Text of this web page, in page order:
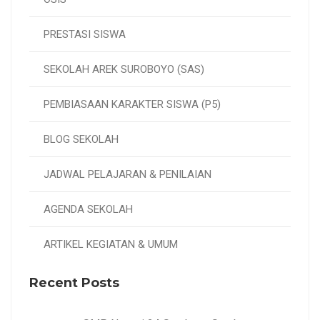
PRESTASI SISWA
SEKOLAH AREK SUROBOYO (SAS)
PEMBIASAAN KARAKTER SISWA (P5)
BLOG SEKOLAH
JADWAL PELAJARAN & PENILAIAN
AGENDA SEKOLAH
ARTIKEL KEGIATAN & UMUM
Recent Posts